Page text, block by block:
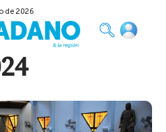
de 2026